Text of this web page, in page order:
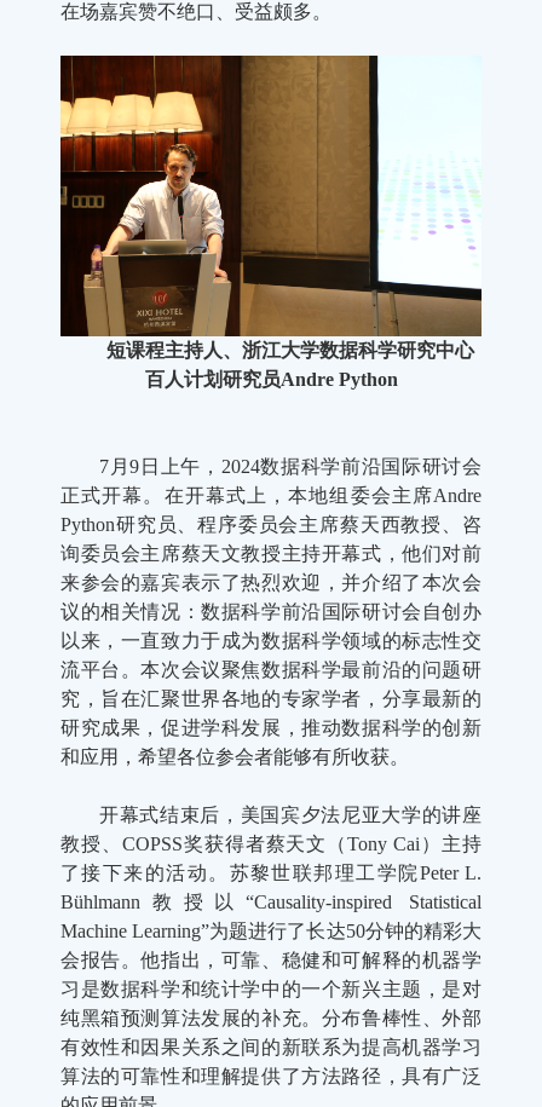
在场嘉宾赞不绝口、受益颇多。
短课程主持人、浙江大学数据科学研究中心
百人计划研究员Andre Python
7月9日上午，2024数据科学前沿国际研讨会
正式开幕。在开幕式上，本地组委会主席Andre
Python研究员、程序委员会主席蔡天西教授、咨
询委员会主席蔡天文教授主持开幕式，他们对前
来参会的嘉宾表示了热烈欢迎，并介绍了本次会
议的相关情况：数据科学前沿国际研讨会自创办
以来，一直致力于成为数据科学领域的标志性交
流平台。本次会议聚焦数据科学最前沿的问题研
究，旨在汇聚世界各地的专家学者，分享最新的
研究成果，促进学科发展，推动数据科学的创新
和应用，希望各位参会者能够有所收获。
开幕式结束后，美国宾夕法尼亚大学的讲座
教授、COPSS奖获得者蔡天文（Tony Cai）主持
了接下来的活动。苏黎世联邦理工学院Peter L.
Bühlmann教授以“Causality-inspired Statistical
Machine Learning”为题进行了长达50分钟的精彩大
会报告。他指出，可靠、稳健和可解释的机器学
习是数据科学和统计学中的一个新兴主题，是对
纯黑箱预测算法发展的补充。分布鲁棒性、外部
有效性和因果关系之间的新联系为提高机器学习
算法的可靠性和理解提供了方法路径，具有广泛